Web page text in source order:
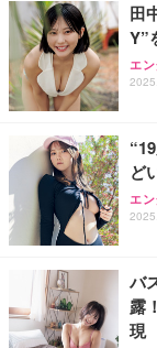
田
Y”
エ
ど
エ
バ
露
現